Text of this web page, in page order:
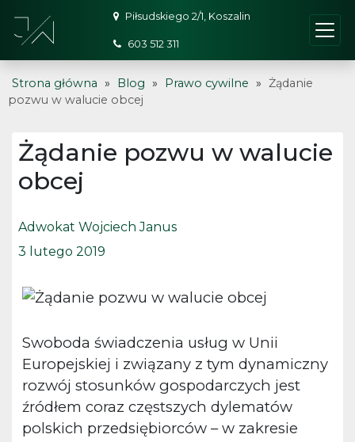
Piłsudskiego 2/1, Koszalin
603 512 311
Strona główna » Blog » Prawo cywilne » Żądanie
pozwu w walucie obcej
Żądanie pozwu w walucie
obcej
Adwokat Wojciech Janus
3 lutego 2019
Swoboda świadczenia usług w Unii
Europejskiej i związany z tym dynamiczny
rozwój stosunków gospodarczych jest
źródłem coraz częstszych dylematów
polskich przedsiębiorców – w zakresie